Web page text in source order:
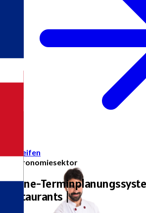
Zugreifen
Gastronomiesektor
Online-